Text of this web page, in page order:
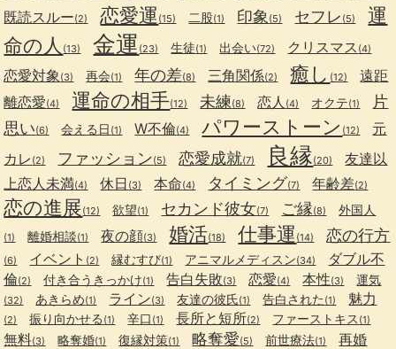
既読スルー(2) 恋愛運 (15) 二股(1) 印象 (5) セフレ (5)
運
命の人 (13) 金運 (23) 生徒(1) 出会い(72) クリスマス (4)
恋愛対象 (3) 再会(1) 年の差(8) 三角関係(2) 癒し (12)
遠距
離恋愛(4) 運命の相手(12) 未練(8) 恋人 (4) オクテ(1)
片
思い(6) 会える日 (1) W不倫(4) パワーストーン (12)
元
カレ (2) ファッション(5) 恋愛成就(7) 良縁(20)
友達以
上恋人未満(4) 休日 (3) 本命(4) タイミング(7) 年齢差(2)
恋の進展(12) 欲望(1) セカンド彼女(7) ご縁(8) 外国人
(1) 離婚相談(1) 夜の顔(3) 婚活(18) 仕事運 (14) 恋の行方
(6) イベント (2) 縁むすび(1) アニマルメディスン(34)
ダブル不
倫(2) 付き合うきっかけ(1) 告白失敗(3) 恋愛(4) 本性(3) 運気
(32) あきらめ(1) ライン(3) 友達の彼氏(1) 告白された (1) 魅力
(2) 振り向かせる (1) 辛口 (1) 長所と短所(2) ファーストキス (1)
無料(3) 略奪婚(1) 復縁対策(1) 略奪愛(5) 前世療法(1) 再婚